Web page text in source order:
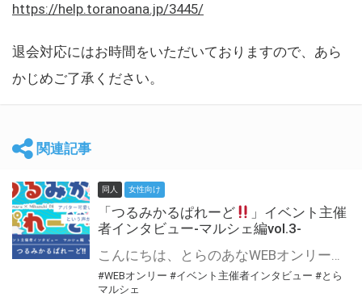
https://help.toranoana.jp/3445/
退会対応にはお時間をいただいておりますので、あら
かじめご了承ください。
関連記事
同人 女性向け
「つるみかるぱれーど
」イベント主催
者インタビュー-マルシェ編vol.3-
こんにちは、とらのあなWEBオンリー運営スタッフです。 新たにお届けする、イベント主催者インタビュー-マルシェ編-は、 とらのあなWEBオンリー「マルシェ」をご利用した主催様に 「マルシェ」を使って開催した感想や心がけをお聞きする企画です。 今回は、WEBオンリー初開催「つるみかるぱれーど
#WEBオンリー #イベント主催者インタビュー #とら
マルシェ